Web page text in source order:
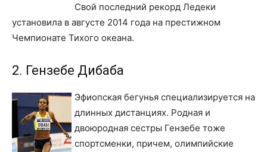
Свой последний рекорд Ледеки
установила в августе 2014 года на престижном
Чемпионате Тихого океана.
2. Гензебе Дибаба
Эфиопская бегунья специализируется на
длинных дистанциях. Родная и
двоюродная сестры Гензебе тоже
спортсменки, причем, олимпийские